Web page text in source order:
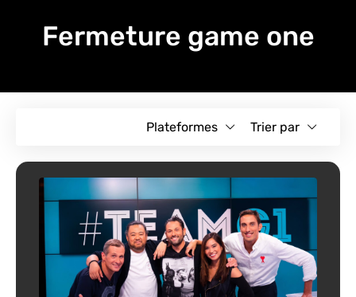
Fermeture game one
Plateformes Trier par